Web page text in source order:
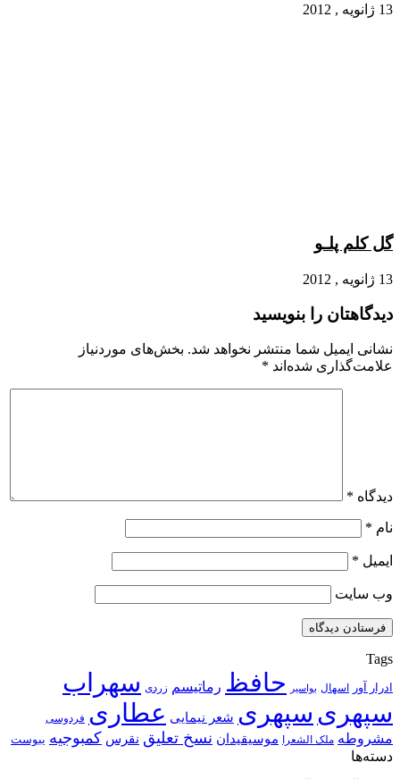
13 ژانویه , 2012
گل کلم پلـو
13 ژانویه , 2012
دیدگاهتان را بنویسید
نشانی ایمیل شما منتشر نخواهد شد. بخش‌های موردنیاز
علامت‌گذاری شده‌اند *
دیدگاه *
نام *
ایمیل *
وب‌ سایت
Tags
ادرار آور اسهال بواسیر حافظ رماتیسم زردی سهراب
سپهری سپهری شعر نیمایی عطاری فردوسی
مشروطه ملک الشعرا موسیقیدان نسخ تعلیق نقرس کمبوجیه یبوست
دسته‌ها